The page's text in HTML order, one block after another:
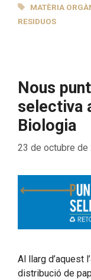
ETIQUETAS
MATÈRIA
RESIDUOS
Nous
selectiva
Biologia
23 de octubre de
Al llarg d’aquest
distribució de